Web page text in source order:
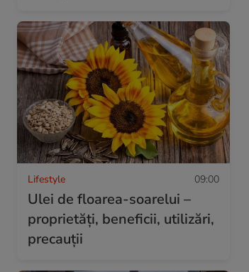
Lifestyle 09:00
Ulei de floarea-soarelui –
proprietăţi, beneficii, utilizări,
precauţii